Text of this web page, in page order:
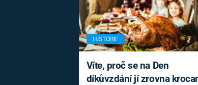
HISTORIE
Víte, proč se na Den
díkůvzdání jí zrovna